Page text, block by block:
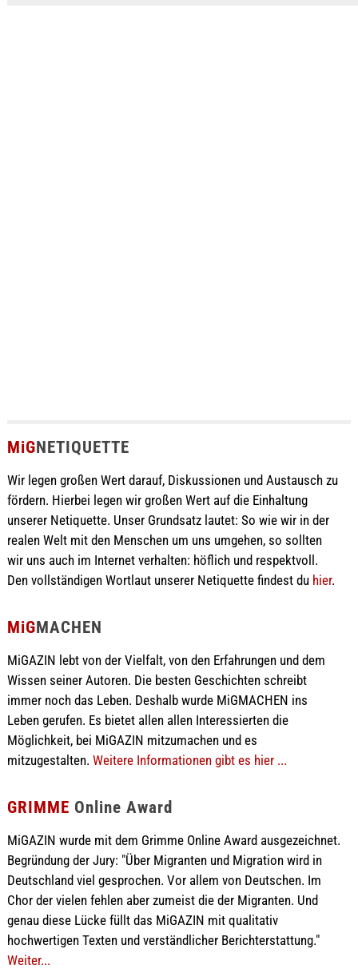
MiGNETIQUETTE
Wir legen großen Wert darauf, Diskussionen und Austausch zu
fördern. Hierbei legen wir großen Wert auf die Einhaltung
unserer Netiquette. Unser Grundsatz lautet: So wie wir in der
realen Welt mit den Menschen um uns umgehen, so sollten
wir uns auch im Internet verhalten: höflich und respektvoll.
Den vollständigen Wortlaut unserer Netiquette findest du hier.
MiGMACHEN
MiGAZIN lebt von der Vielfalt, von den Erfahrungen und dem
Wissen seiner Autoren. Die besten Geschichten schreibt
immer noch das Leben. Deshalb wurde MiGMACHEN ins
Leben gerufen. Es bietet allen allen Interessierten die
Möglichkeit, bei MiGAZIN mitzumachen und es
mitzugestalten. Weitere Informationen gibt es hier ...
GRIMME Online Award
MiGAZIN wurde mit dem Grimme Online Award ausgezeichnet.
Begründung der Jury: "Über Migranten und Migration wird in
Deutschland viel gesprochen. Vor allem von Deutschen. Im
Chor der vielen fehlen aber zumeist die der Migranten. Und
genau diese Lücke füllt das MiGAZIN mit qualitativ
hochwertigen Texten und verständlicher Berichterstattung."
Weiter...